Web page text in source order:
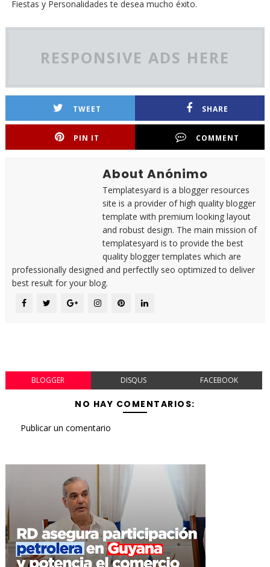
Fiestas y Personalidades te desea mucho éxito.
RESPONSIVE ADS HERE
TWEET SHARE
PIN IT COMMENT
About Anónimo
Templatesyard is a blogger resources
site is a provider of high quality blogger
template with premium looking layout
and robust design. The main mission of
templatesyard is to provide the best
quality blogger templates which are
professionally designed and perfectlly seo optimized to deliver
best result for your blog.
BLOGGER DISQUS FACEBOOK
NO HAY COMENTARIOS:
Publicar un comentario